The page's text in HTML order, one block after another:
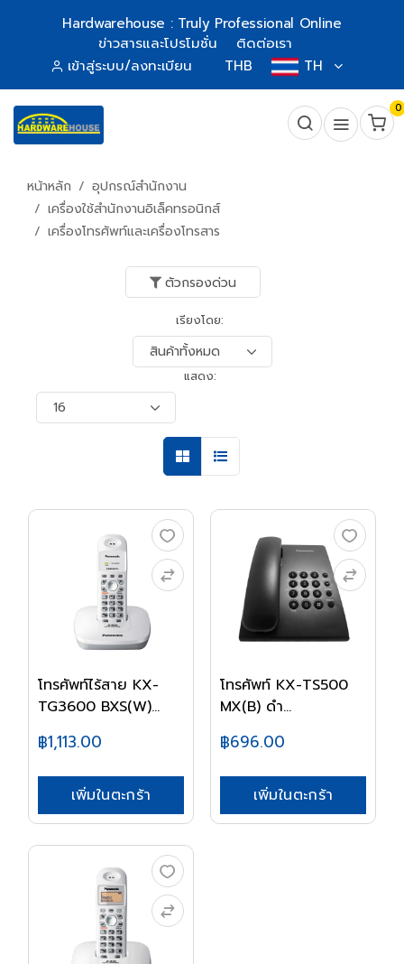
Hardwarehouse : Truly Professional Online
ข่าวสารและโปรโมชั่น
ติดต่อเรา
เข้าสู่ระบบ/ลงทะเบียน
THB TH
0
หน้าหลัก
อุปกรณ์สำนักงาน
เครื่องใช้สำนักงานอิเล็คทรอนิกส์
เครื่องโทรศัพท์และเครื่องโทรสาร
ตัวกรองด่วน
เรียงโดย:
แสดง:
โทรศัพท์ไร้สาย KX-
TG3600 BXS(W)
฿1,113.00
เพิ่มในตะกร้า
โทรศัพท์ KX-TS500
MX(B) ดำ
฿696.00
เพิ่มในตะกร้า